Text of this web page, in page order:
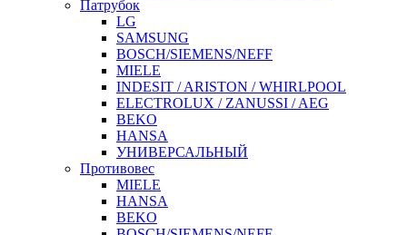
Патрубок
LG
SAMSUNG
BOSCH/SIEMENS/NEFF
MIELE
INDESIT / ARISTON / WHIRLPOOL
ELECTROLUX / ZANUSSI / AEG
BEKO
HANSA
УНИВЕРСАЛЬНЫЙ
Противовес
MIELE
HANSA
BEKO